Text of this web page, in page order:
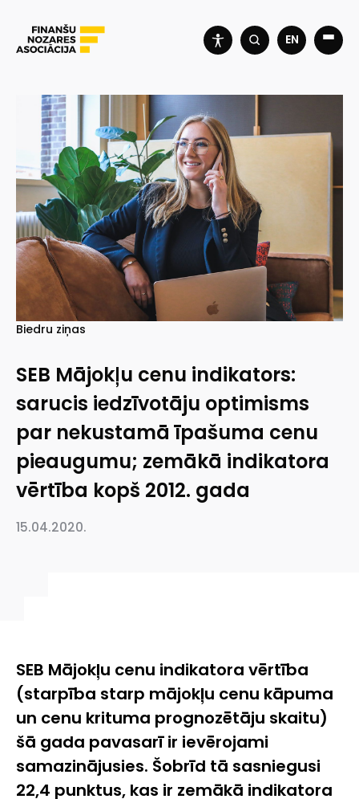
EN
Biedru ziņas
SEB Mājokļu cenu indikators:
sarucis iedzīvotāju optimisms
par nekustamā īpašuma cenu
pieaugumu; zemākā indikatora
vērtība kopš 2012. gada
15.04.2020.
SEB Mājokļu cenu indikatora vērtība
(starpība starp mājokļu cenu kāpuma
un cenu krituma prognozētāju skaitu)
šā gada pavasarī ir ievērojami
samazinājusies. Šobrīd tā sasniegusi
22,4 punktus, kas ir zemākā indikatora